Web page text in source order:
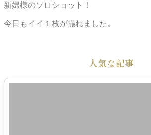
新婦様のソロショット！
今日もイイ１枚が撮れました。
人気な記事